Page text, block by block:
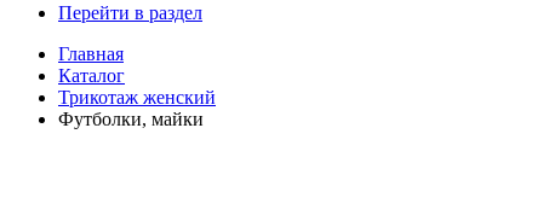
Перейти в раздел
Главная
Каталог
Трикотаж женский
Футболки, майки